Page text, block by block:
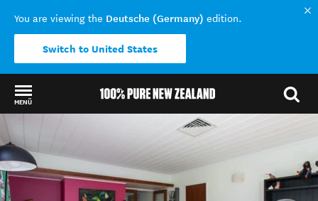
You are viewing the Deutsche (Germany) edition.
Switch to United States
MENÜ